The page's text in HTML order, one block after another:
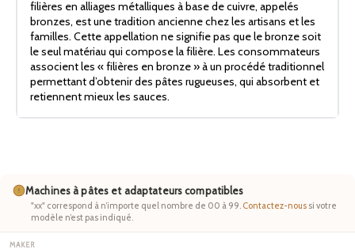
filières en alliages métalliques à base de cuivre, appelés
bronzes, est une tradition ancienne chez les artisans et les
familles. Cette appellation ne signifie pas que le bronze soit
le seul matériau qui compose la filière. Les consommateurs
associent les « filières en bronze » à un procédé traditionnel
permettant d’obtenir des pâtes rugueuses, qui absorbent et
retiennent mieux les sauces.
Machines à pâtes et adaptateurs compatibles
"xx" correspond à n’importe quel nombre de 00 à 99. Contactez-nous si votre
modèle n’est pas indiqué.